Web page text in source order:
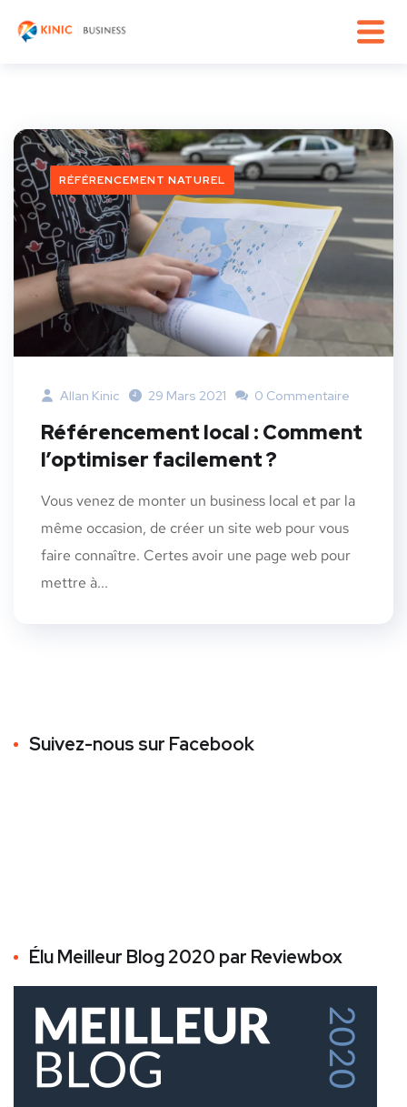
RÉFÉRENCEMENT NATUREL
Allan Kinic 29 Mars 2021 0 Commentaire
Référencement local : Comment
l’optimiser facilement ?
Vous venez de monter un business local et par la
même occasion, de créer un site web pour vous
faire connaître. Certes avoir une page web pour
mettre à...
Suivez-nous sur Facebook
Élu Meilleur Blog 2020 par Reviewbox